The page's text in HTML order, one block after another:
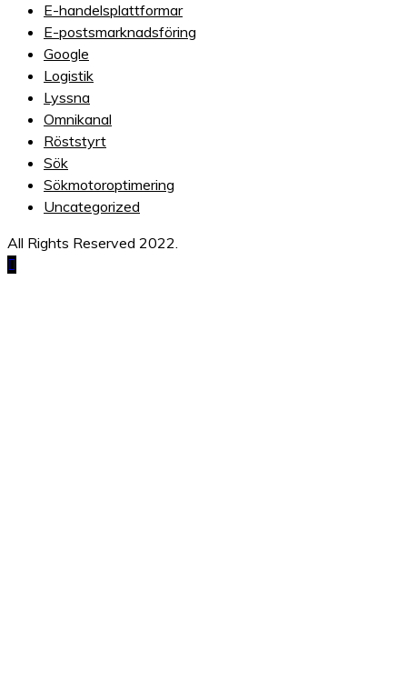
E-handelsplattformar
E-postsmarknadsföring
Google
Logistik
Lyssna
Omnikanal
Röststyrt
Sök
Sökmotoroptimering
Uncategorized
All Rights Reserved 2022.